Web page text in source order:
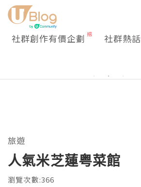
社群創作有價企劃 社群熱話
旅遊
人氣米芝蓮粤菜館
瀏覽次數:366